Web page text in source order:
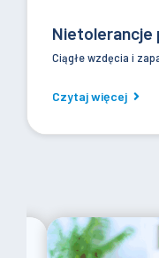
Nietolerancje
Ciągłe wzdęcia i
Czytaj więcej